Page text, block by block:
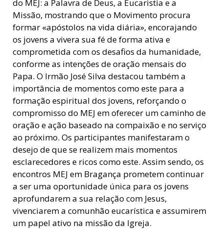
do MEJ: a Palavra de Deus, a Eucaristia e a
Missão, mostrando que o Movimento procura
formar «apóstolos na vida diária», encorajando
os jovens a vivera sua fé de forma ativa e
comprometida com os desafios da humanidade,
conforme as intenções de oração mensais do
Papa. O Irmão José Silva destacou também a
importância de momentos como este para a
formação espiritual dos jovens, reforçando o
compromisso do MEJ em oferecer um caminho de
oração e ação baseado na compaixão e no serviço
ao próximo. Os participantes manifestaram o
desejo de que se realizem mais momentos
esclarecedores e ricos como este. Assim sendo, os
encontros MEJ em Bragança prometem continuar
a ser uma oportunidade única para os jovens
aprofundarem a sua relação com Jesus,
vivenciarem a comunhão eucarística e assumirem
um papel ativo na missão da Igreja.